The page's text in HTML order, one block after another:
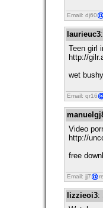
Email: dj60
laurieuc3
Teen girl
http://
wet
Email: qr16
Video
http://
free
Email: jj7
lizzieoi3: